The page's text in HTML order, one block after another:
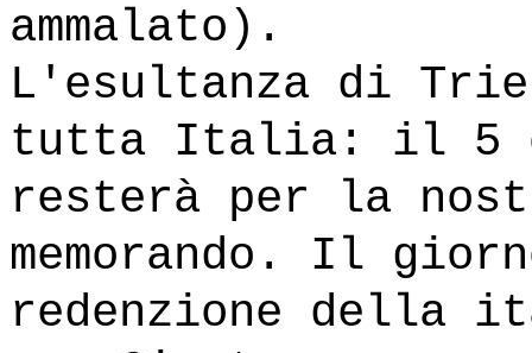
ammalato).
L'esultanza di
tutta Italia: il 5
resterà per la
memorando. Il
redenzione della